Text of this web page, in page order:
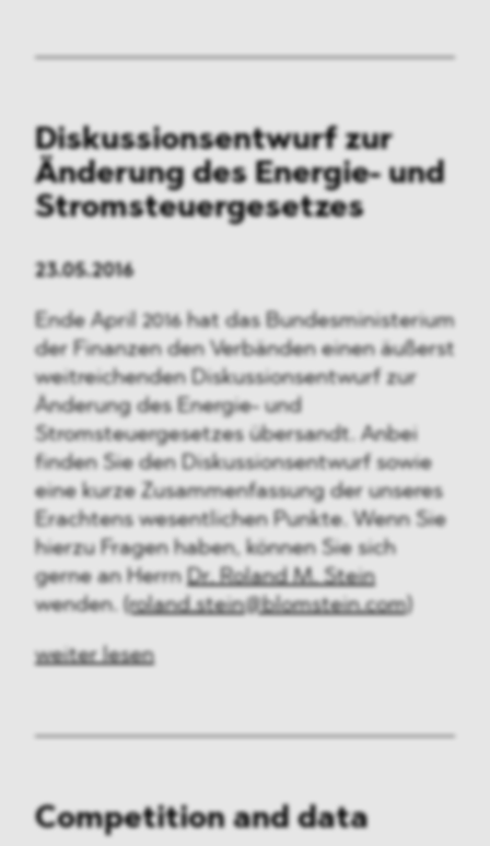
Diskussionsentwurf zur
Änderung des Energie- und
Stromsteuergesetzes
23.05.2016
Ende April 2016 hat das Bundesministerium
der Finanzen den Verbänden einen äußerst
weitreichenden Diskussionsentwurf zur
Änderung des Energie- und
Stromsteuergesetzes übersandt. Anbei
finden Sie den Diskussionsentwurf sowie
eine kurze Zusammenfassung der unseres
Erachtens wesentlichen Punkte. Wenn Sie
hierzu Fragen haben, können Sie sich
gerne an Herrn Dr. Roland M. Stein
wenden. (roland.stein@blomstein.com)
weiter lesen
Competition and data